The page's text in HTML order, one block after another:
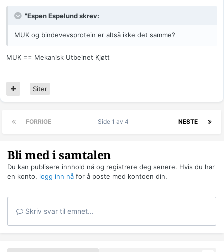
"Espen Espelund skrev:
MUK og bindevevsprotein er altså ikke det samme?
MUK == Mekanisk Utbeinet Kjøtt
Siter
FORRIGE NESTE
Side 1 av 4
Bli med i samtalen
Du kan publisere innhold nå og registrere deg senere. Hvis du har
en konto, logg inn nå for å poste med kontoen din.
Skriv svar til emnet...